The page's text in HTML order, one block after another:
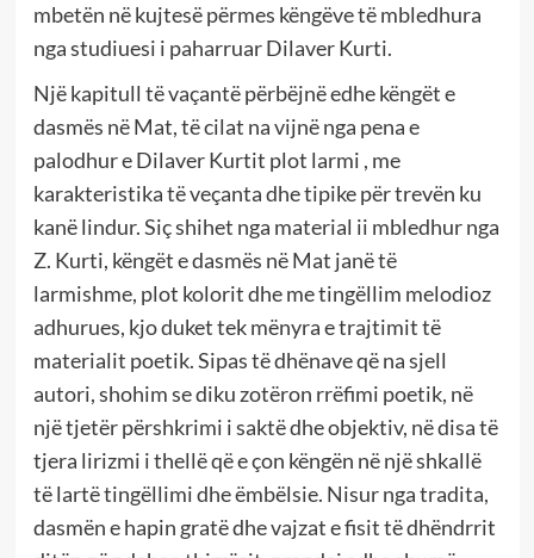
mbetën në kujtesë përmes këngëve të mbledhura
nga studiuesi i paharruar Dilaver Kurti.
Një kapitull të vaçantë përbëjnë edhe këngët e
dasmës në Mat, të cilat na vijnë nga pena e
palodhur e Dilaver Kurtit plot larmi , me
karakteristika të veçanta dhe tipike për trevën ku
kanë lindur. Siç shihet nga material ii mbledhur nga
Z. Kurti, këngët e dasmës në Mat janë të
larmishme, plot kolorit dhe me tingëllim melodioz
adhurues, kjo duket tek mënyra e trajtimit të
materialit poetik. Sipas të dhënave që na sjell
autori, shohim se diku zotëron rrëfimi poetik, në
një tjetër përshkrimi i saktë dhe objektiv, në disa të
tjera lirizmi i thellë që e çon këngën në një shkallë
të lartë tingëllimi dhe ëmbëlsie. Nisur nga tradita,
dasmën e hapin gratë dhe vajzat e fisit të dhëndrrit